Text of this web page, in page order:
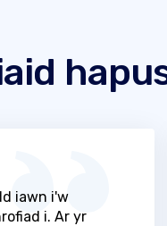
iawn i'w
i. Ar yr